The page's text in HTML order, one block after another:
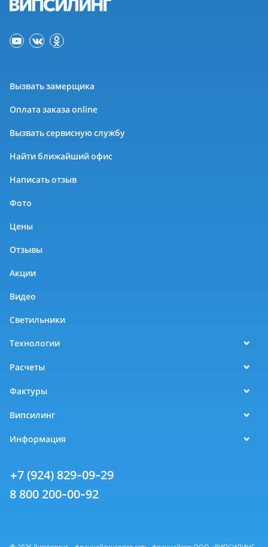
Вызвать замерщика
Оплата заказа online
Вызвать сервисную службу
Найти ближайший офис
Написать отзыв
Фото
Цены
Отзывы
Акции
Видео
Светильники
Технологии
Расчеты
Фактуры
Випсилинг
Информация
+7 (924) 829-09-29
8 800 200-00-92